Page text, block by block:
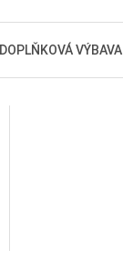
DOPLŇKOVÁ VÝBAVA